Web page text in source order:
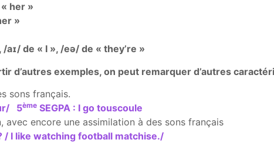
her »
»
aɪ/ de « I », /eǝ/ de « they’re »
d’autres exemples, on peut remarquer d’autres
sons français.
5ème SEGPA : I go touscoule
avec encore une assimilation à des sons français
/ I like watching football matchise./